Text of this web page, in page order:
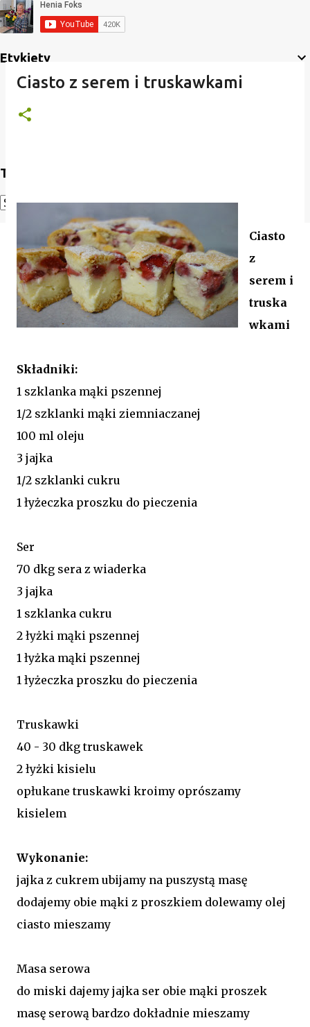
Etykiety
Translate
Translate
Ciasto z serem i truskawkami
Ciasto
z
serem i
truska
wkami
Składniki:
1 szklanka mąki pszennej
1/2 szklanki mąki ziemniaczanej
100 ml oleju
3 jajka
1/2 szklanki cukru
1 łyżeczka proszku do pieczenia
Ser
70 dkg sera z wiaderka
3 jajka
1 szklanka cukru
2 łyżki mąki pszennej
1 łyżka mąki pszennej
1 łyżeczka proszku do pieczenia
Truskawki
40 - 30 dkg truskawek
2 łyżki kisielu
opłukane truskawki kroimy oprószamy
kisielem
Wykonanie:
jajka z cukrem ubijamy na puszystą masę
dodajemy obie mąki z proszkiem dolewamy olej
ciasto mieszamy
Masa serowa
do miski dajemy jajka ser obie mąki proszek
masę serową bardzo dokładnie mieszamy